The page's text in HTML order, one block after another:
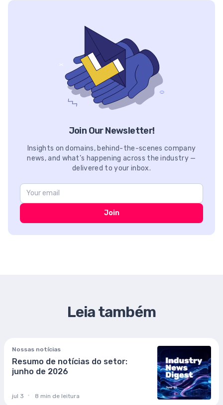
Join Our Newsletter!
Insights on domains, behind-the-scenes company
news, and what’s happening across the industry —
delivered to your inbox.
Join
Leia também
Nossas notícias
Resumo de notícias do setor:
junho de 2026
jul 3 8 min de leitura